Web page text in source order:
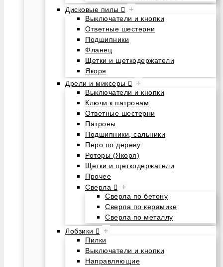
Дисковые пилы
+
Выключатели и кнопки
Ответные шестерни
Подшипники
Фланец
Щетки и щеткодержатели
Якоря
Дрели и миксеры
+
Выключатели и кнопки
Ключи к патронам
Ответные шестерни
Патроны
Подшипники, сальники
Перо по дереву
Роторы (Якоря)
Щетки и щеткодержатели
Прочее
Сверла
+
Сверла по бетону
Сверла по керамике
Сверла по металлу
Лобзики
+
Пилки
Выключатели и кнопки
Направляющие